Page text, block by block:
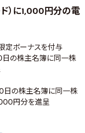
）に1,000円分の電
定ボーナスを付与
日の株主名簿に同一株
日の株主名簿に同一株
円分を進呈